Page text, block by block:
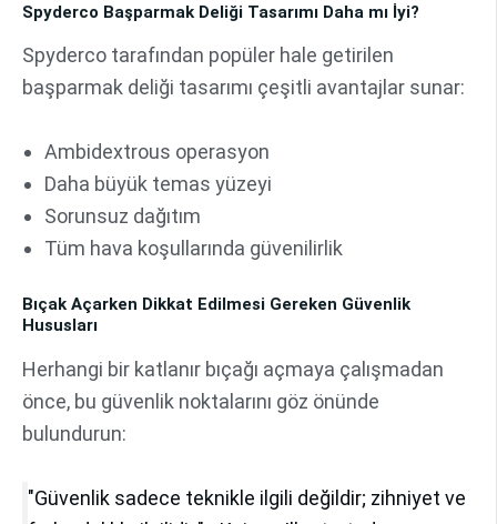
Spyderco Başparmak Deliği Tasarımı Daha mı İyi?
Spyderco tarafından popüler hale getirilen
başparmak deliği tasarımı çeşitli avantajlar sunar:
Ambidextrous operasyon
Daha büyük temas yüzeyi
Sorunsuz dağıtım
Tüm hava koşullarında güvenilirlik
Bıçak Açarken Dikkat Edilmesi Gereken Güvenlik
Hususları
Herhangi bir katlanır bıçağı açmaya çalışmadan
önce, bu güvenlik noktalarını göz önünde
bulundurun:
"Güvenlik sadece teknikle ilgili değildir; zihniyet ve